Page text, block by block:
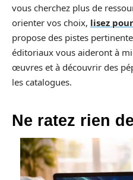
vous cherchez plus de
orienter vos choix, lisez
propose des pistes
éditoriaux vous aideront à
œuvres et à découvrir des
les catalogues.
Ne ratez rien